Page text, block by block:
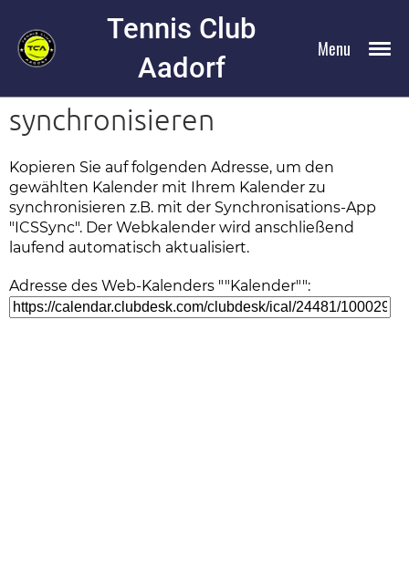
Menu
Tennis Club
Aadorf
Web-Kalender
synchronisieren
Kopieren Sie auf folgenden Adresse, um den
gewählten Kalender mit Ihrem Kalender zu
synchronisieren z.B. mit der Synchronisations-App
"ICSSync". Der Webkalender wird anschließend
laufend automatisch aktualisiert.
Adresse des Web-Kalenders ""Kalender"":